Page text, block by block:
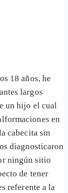
18 años, he
largos
un hijo el cual
en
cabecita sin
diagnosticaron
ningún sitio
de tener
referente a la